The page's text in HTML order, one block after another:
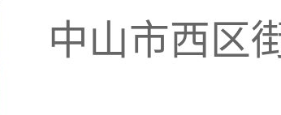
中山市西区